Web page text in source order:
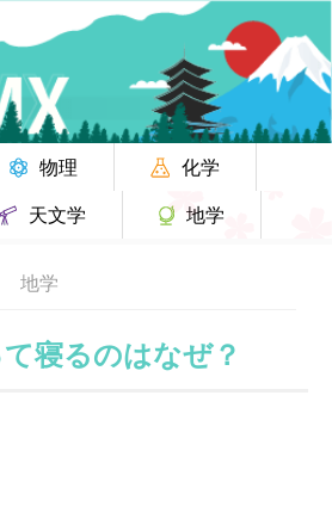
物理
化学
天文学 地学
地学
寝るのはなぜ？